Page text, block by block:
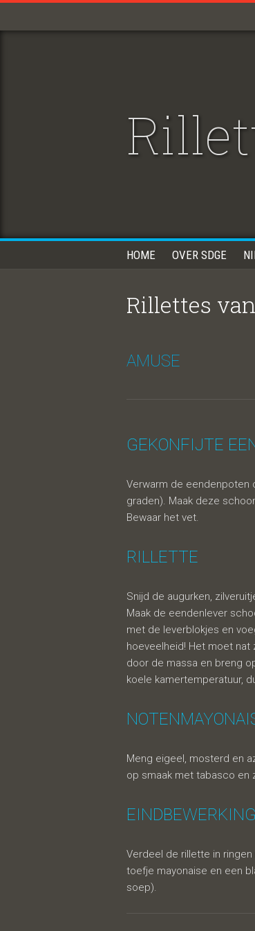
HOME OVER SDGE
Rillettes
AMUSE
GEKONFIJTE
Verwarm de eendenpoten
graden). Maak deze
Bewaar het vet.
RILLETTE
Snijd de augurken,
Maak de eendenlever
met de leverblokjes en
hoeveelheid! Het moet nat
door de massa en breng
koele kamertemperatuur,
Meng eigeel, mosterd en
op smaak met tabasco en
Verdeel de rillette in
toefje mayonaise en een
soep).